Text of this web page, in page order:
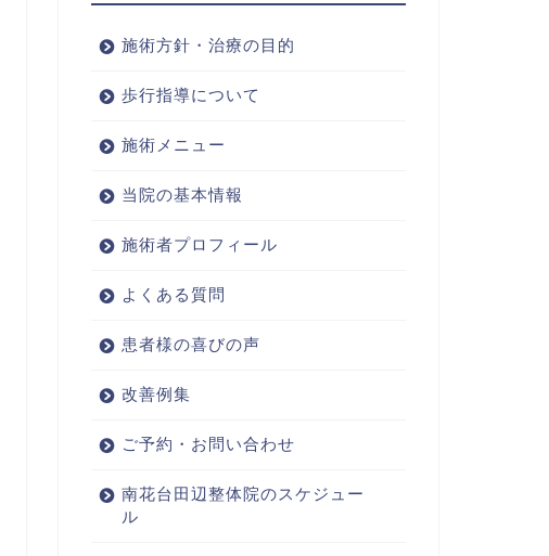
施術方針・治療の目的
歩行指導について
施術メニュー
当院の基本情報
施術者プロフィール
よくある質問
患者様の喜びの声
改善例集
ご予約・お問い合わせ
南花台田辺整体院のスケジュー
ル